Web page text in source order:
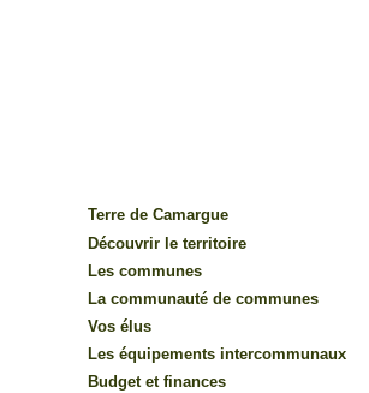
Terre de Camargue
Découvrir le territoire
Les communes
La communauté de communes
Vos élus
Les équipements intercommunaux
Budget et finances